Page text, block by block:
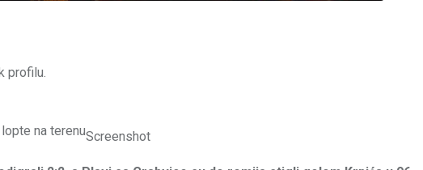
profilu.
Screenshot